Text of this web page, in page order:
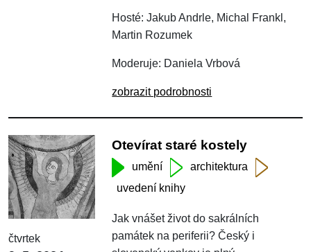
Hosté: Jakub Andrle, Michal Frankl,
Martin Rozumek
Moderuje: Daniela Vrbová
zobrazit podrobnosti
čtvrtek
Otevírat staré kostely
umění
architektura
uvedení knihy
Jak vnášet život do sakrálních
památek na periferii? Český i